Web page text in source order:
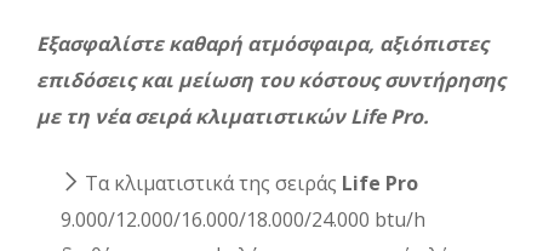
Εξασφαλίστε καθαρή ατμόσφαιρα, αξιόπιστες
επιδόσεις και μείωση του κόστους συντήρησης
με τη νέα σειρά κλιματιστικών Life Pro.
Τα κλιματιστικά της σειράς Life Pro
9.000/12.000/16.000/18.000/24.000 btu/h